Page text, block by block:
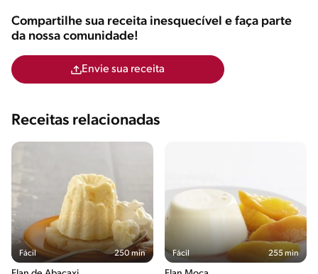
Compartilhe sua receita inesquecível e faça parte
da nossa comunidade!
Envie sua receita
Receitas relacionadas
Fácil 250 min Fácil 255 min